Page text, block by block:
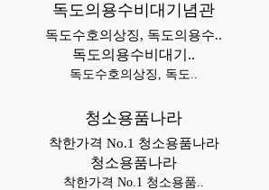
독도의용수비대기념관
독도수호의상징, 독도의용수..
독도의용수비대기..
독도수호의상징, 독도..
청소용품나라
착한가격 No.1 청소용품나라
청소용품나라
착한가격 No.1 청소용품..